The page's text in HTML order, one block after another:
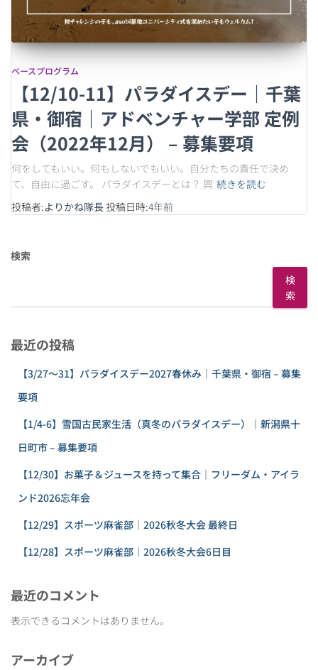
ベースプログラム
【12/10-11】パラダイスデー｜千葉
県・御宿｜アドベンチャー学部 定例
会（2022年12月） – 募集要項
何をしてもいい。何もしないでもいい。自分たちの責任で決め
て、自由に過ごす。 パラダイスデーとは？ 興 続きを読む
投稿者:よりかね隊長投稿日時:4年前
検索
検
索
最近の投稿
【3/27〜31】パラダイスデー2027春休み｜千葉県・御宿 – 募集
要項
【1/4-6】雪国古民家生活（真冬のパラダイスデー）｜新潟県十
日町市 – 募集要項
【12/30】お菓子＆ジュースを持って集合｜フリーダム・アイラ
ンド2026忘年会
【12/29】スポーツ麻雀部｜2026秋冬大会 最終日
【12/28】スポーツ麻雀部｜2026秋冬大会6日目
最近のコメント
表示できるコメントはありません。
アーカイブ